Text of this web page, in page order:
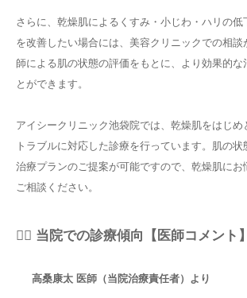
さらに、乾燥肌によるくすみ・小じわ・ハリの
を改善したい場合には、美容クリニックでの相談
師による肌の状態の評価をもとに、より効果的な
とができます。
アイシークリニック池袋院では、乾燥肌をはじ
トラブルに対応した診療を行っています。肌の
治療プランのご提案が可能ですので、乾燥肌にお
ご相談ください。
👨‍⚕️ 当院での診療傾向【医師コメント】
高桑康太 医師（当院治療責任者）より